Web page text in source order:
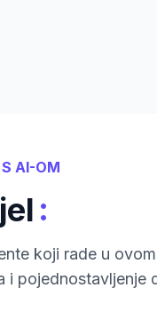
AI-OM
:
koji rade u
i pojednostavljenje